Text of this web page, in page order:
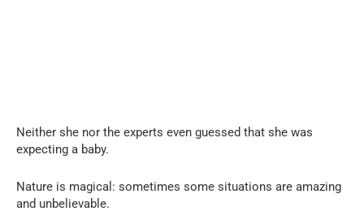
Neither she nor the experts even guessed that she was
expecting a baby.
Nature is magical: sometimes some situations are amazing
and unbelievable.